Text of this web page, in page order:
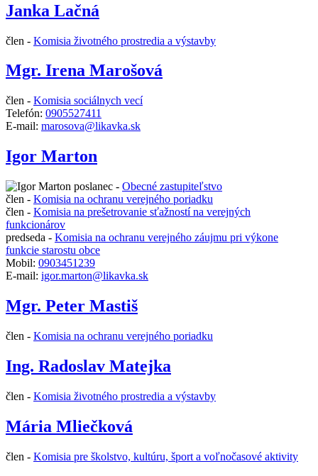
Janka Lačná
člen - Komisia životného prostredia a výstavby
Mgr. Irena Marošová
člen - Komisia sociálnych vecí
Telefón: 0905527411
E-mail: marosova@likavka.sk
Igor Marton
poslanec - Obecné zastupiteľstvo
člen - Komisia na ochranu verejného poriadku
člen - Komisia na prešetrovanie sťažností na verejných
funkcionárov
predseda - Komisia na ochranu verejného záujmu pri výkone
funkcie starostu obce
Mobil: 0903451239
E-mail: igor.marton@likavka.sk
Mgr. Peter Mastiš
člen - Komisia na ochranu verejného poriadku
Ing. Radoslav Matejka
člen - Komisia životného prostredia a výstavby
Mária Mliečková
člen - Komisia pre školstvo, kultúru, šport a voľnočasové aktivity